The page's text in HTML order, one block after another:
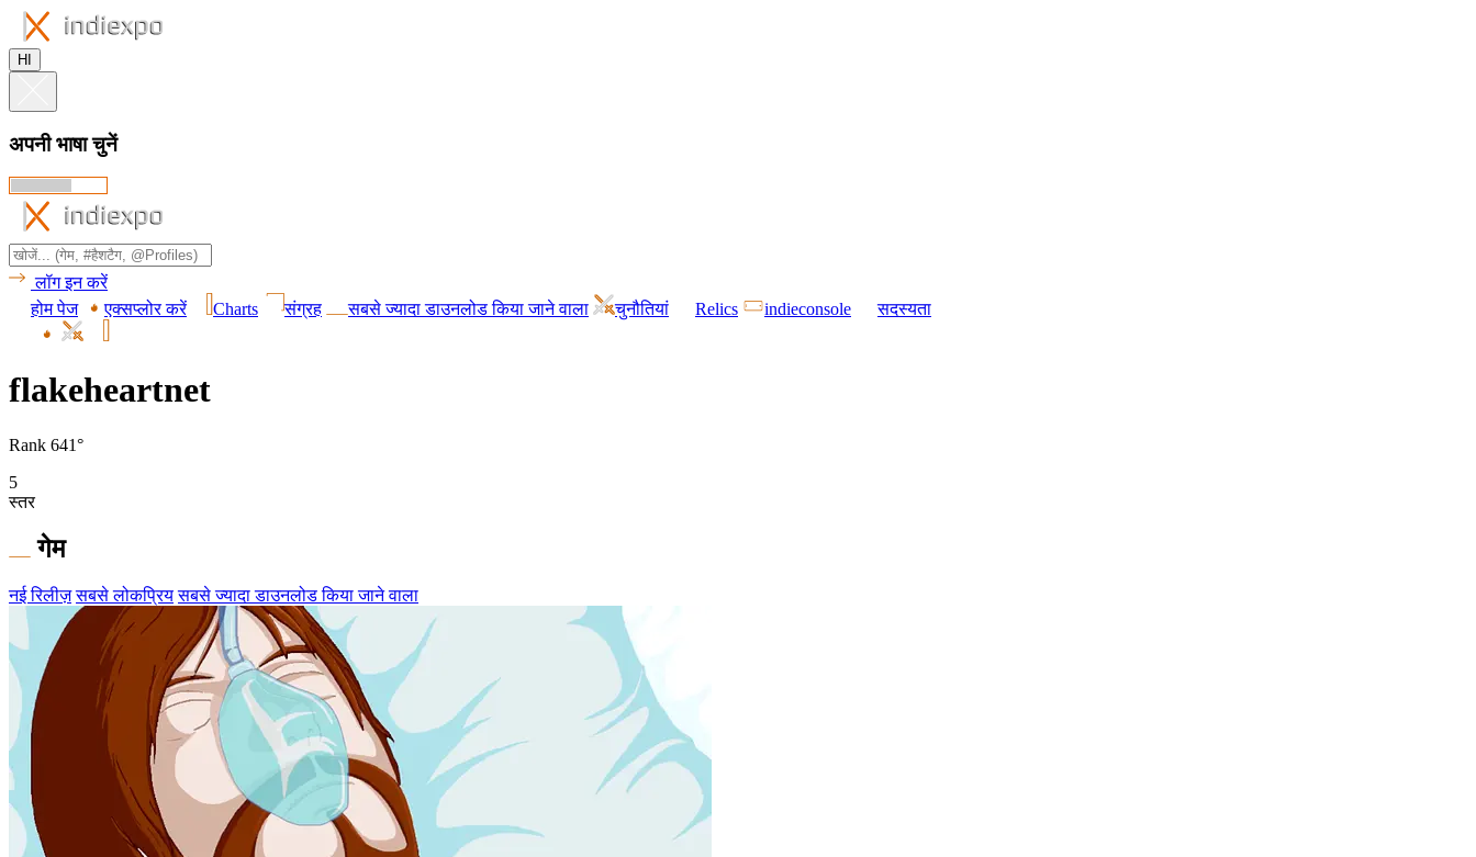
HI
अपनी भाषा चुनें
लॉग इन करें
होम पेज
एक्सप्लोर करें Charts संग्रह सबसे ज्यादा डाउनलोड किया जाने वाला चुनौतियां Relics indieconsole सदस्यता
flakeheartnet
Rank 641°
5
स्तर
गेम
नई रिलीज़ सबसे लोकप्रिय सबसे ज्यादा डाउनलोड किया जाने वाला